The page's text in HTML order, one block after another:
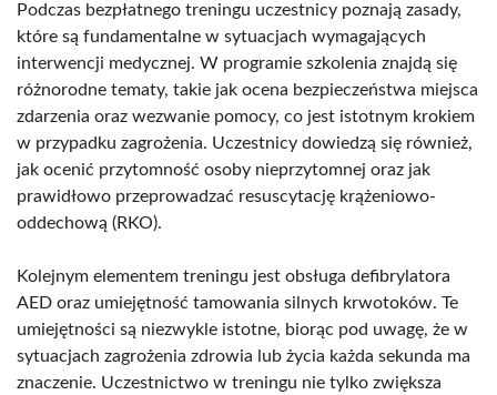
Podczas bezpłatnego treningu uczestnicy poznają zasady,
które są fundamentalne w sytuacjach wymagających
interwencji medycznej. W programie szkolenia znajdą się
różnorodne tematy, takie jak ocena bezpieczeństwa miejsca
zdarzenia oraz wezwanie pomocy, co jest istotnym krokiem
w przypadku zagrożenia. Uczestnicy dowiedzą się również,
jak ocenić przytomność osoby nieprzytomnej oraz jak
prawidłowo przeprowadzać resuscytację krążeniowo-
oddechową (RKO).
Kolejnym elementem treningu jest obsługa defibrylatora
AED oraz umiejętność tamowania silnych krwotoków. Te
umiejętności są niezwykle istotne, biorąc pod uwagę, że w
sytuacjach zagrożenia zdrowia lub życia każda sekunda ma
znaczenie. Uczestnictwo w treningu nie tylko zwiększa